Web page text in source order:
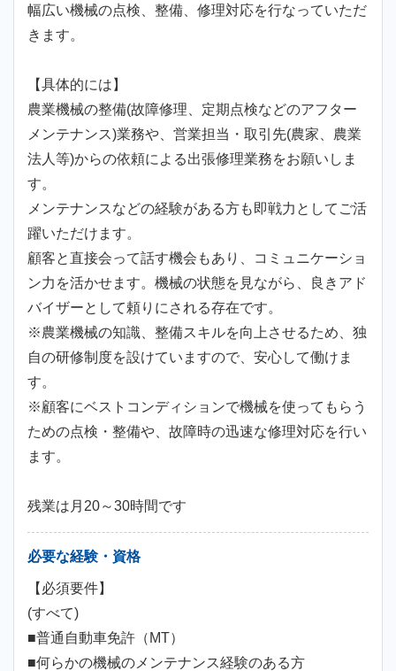
幅広い機械の点検、整備、修理対応を行なっていただ
きます。
【具体的には】
農業機械の整備(故障修理、定期点検などのアフター
メンテナンス)業務や、営業担当・取引先(農家、農業
法人等)からの依頼による出張修理業務をお願いしま
す。
メンテナンスなどの経験がある方も即戦力としてご活
躍いただけます。
顧客と直接会って話す機会もあり、コミュニケーショ
ン力を活かせます。機械の状態を見ながら、良きアド
バイザーとして頼りにされる存在です。
※農業機械の知識、整備スキルを向上させるため、独
自の研修制度を設けていますので、安心して働けま
す。
※顧客にベストコンディションで機械を使ってもらう
ための点検・整備や、故障時の迅速な修理対応を行い
ます。
残業は月20～30時間です
必要な経験・資格
【必須要件】
(すべて)
■普通自動車免許（MT）
■何らかの機械のメンテナンス経験のある方